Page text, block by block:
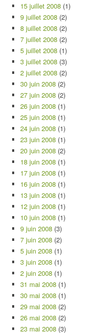
15 juillet 2008 (1)
9 juillet 2008 (2)
8 juillet 2008 (2)
7 juillet 2008 (2)
5 juillet 2008 (1)
3 juillet 2008 (3)
2 juillet 2008 (2)
30 juin 2008 (2)
27 juin 2008 (2)
26 juin 2008 (1)
25 juin 2008 (1)
24 juin 2008 (1)
23 juin 2008 (1)
20 juin 2008 (2)
18 juin 2008 (1)
17 juin 2008 (1)
16 juin 2008 (1)
13 juin 2008 (1)
12 juin 2008 (1)
10 juin 2008 (1)
9 juin 2008 (3)
7 juin 2008 (2)
5 juin 2008 (1)
3 juin 2008 (1)
2 juin 2008 (1)
31 mai 2008 (1)
30 mai 2008 (1)
29 mai 2008 (2)
26 mai 2008 (2)
23 mai 2008 (3)